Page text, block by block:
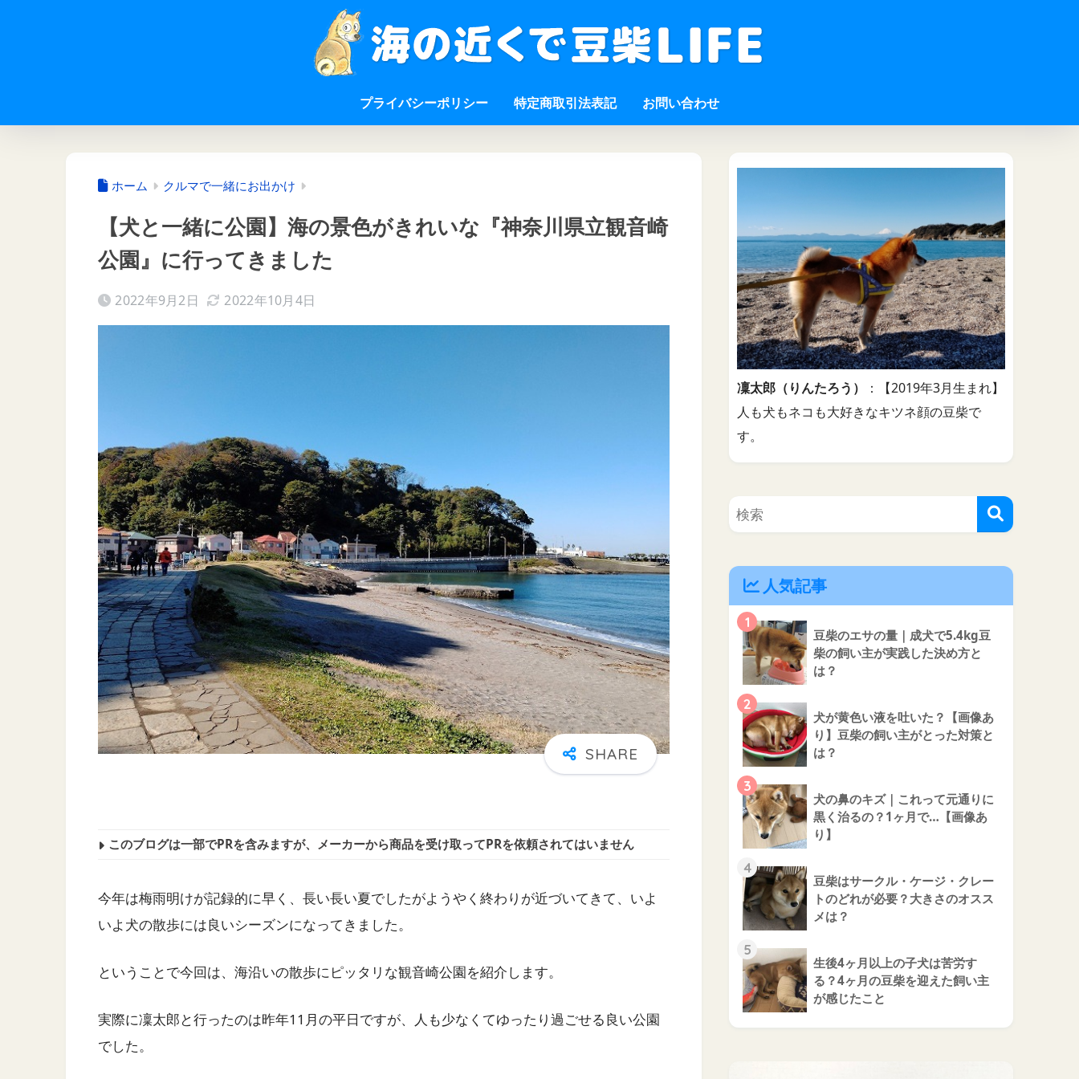
プライバシーポリシー 特定商取引法表記 お問い合わせ
ホーム クルマで一緒にお出かけ
【犬と一緒に公園】海の景色がきれいな『神奈川県立観音崎
公園』に行ってきました
2022年9月2日 2022年10月4日
このブログは一部でPRを含みますが、メーカーから商品を受け取ってPRを依頼されてはいません
今年は梅雨明けが記録的に早く、長い長い夏でしたがようやく終わりが近づいてきて、いよ
いよ犬の散歩には良いシーズンになってきました。
ということで今回は、海沿いの散歩にピッタリな観音崎公園を紹介します。
実際に凜太郎と行ったのは昨年11月の平日ですが、人も少なくてゆったり過ごせる良い公園
でした。
凜太郎（りんたろう）
：【2019年3月生まれ】
人も犬もネコも大好きなキツネ顔の豆柴で
す。
人気記事
1
豆柴のエサの量｜成犬で5.4kg豆
柴の飼い主が実践した決め方と
は？
2
犬が黄色い液を吐いた？【画像あ
り】豆柴の飼い主がとった対策と
は？
3
犬の鼻のキズ｜これって元通りに
黒く治るの？1ヶ月で…【画像あ
り】
4
豆柴はサークル・ケージ・クレー
トのどれが必要？大きさのオスス
メは？
5
生後4ヶ月以上の子犬は苦労す
る？4ヶ月の豆柴を迎えた飼い主
が感じたこと